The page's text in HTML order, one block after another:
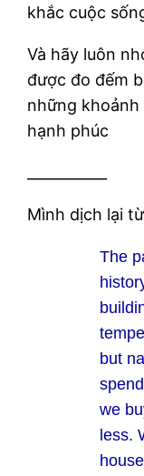
khắc cuộc
Và hãy luôn
được đo đếm
những
hạnh phúc
Mình dịch lại
The
but
we
less.